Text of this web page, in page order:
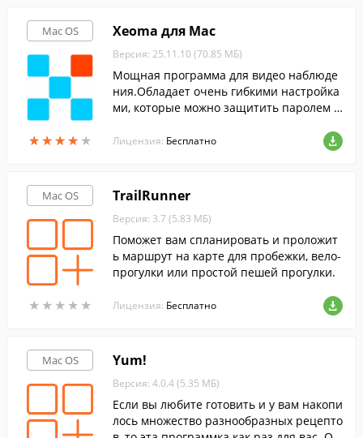
пехота, медик, спецназ, инженер и снаб
жение.
Mac OS
★★★★ ★
★★★★ ★
Xeoma для Mac
Версия: 25.11.10 (70.85 МБ)
Мощная программа для видео наблюде
ния.Обладает очень гибкими настройка
ми, которые можно защитить паролем о
Лицензия: Бесплатно
Mac OS
★ ★ ★ ★ ★
★ ★ ★ ★ ★
TrailRunner
Версия: 3.7 (5.83 МБ)
Поможет вам спланировать и проложит
ь маршрут на карте для пробежки, вело-
прогулки или простой пешей прогулки.
Лицензия: Бесплатно
Mac OS Yum!
Версия: 4.0.4 (5.35 МБ)
Если вы любите готовить и у вам накопи
лось множество разнообразных рецепто